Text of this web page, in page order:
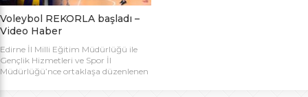
Voleybol REKORLA başladı –
Video Haber
Edirne İl Milli Eğitim Müdürlüğü ile
Gençlik Hizmetleri ve Spor İl
Müdürlüğü’nce ortaklaşa düzenlenen